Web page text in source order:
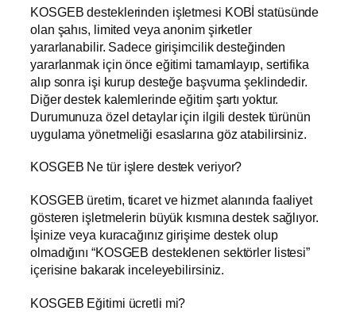
KOSGEB desteklerinden işletmesi KOBİ statüsünde
olan şahıs, limited veya anonim şirketler
yararlanabilir. Sadece girişimcilik desteğinden
yararlanmak için önce eğitimi tamamlayıp, sertifika
alıp sonra işi kurup desteğe başvurma şeklindedir.
Diğer destek kalemlerinde eğitim şartı yoktur.
Durumunuza özel detaylar için ilgili destek türünün
uygulama yönetmeliği esaslarına göz atabilirsiniz.
KOSGEB Ne tür işlere destek veriyor?
KOSGEB üretim, ticaret ve hizmet alanında faaliyet
gösteren işletmelerin büyük kısmına destek sağlıyor.
İşinize veya kuracağınız girişime destek olup
olmadığını “KOSGEB desteklenen sektörler listesi”
içerisine bakarak inceleyebilirsiniz.
KOSGEB Eğitimi ücretli mi?